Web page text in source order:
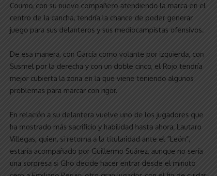
Coumo, con su nuevo compañero atendiendo la marca en el
centro de la cancha, tendría la chance de poder generar
juego para sus delanteros y sus mediocampistas ofensivos.
De esa manera, con García como volante por izquierda, con
Susmel por la derecha y con un doble cinco, el Rojo tendría
mejor cubierta la zona en la que viene teniendo algunos
problemas para marcar con rigor.
En relación a su delantera vuelve uno de los jugadores que
ha mostrado más sacrificio y habilidad hasta ahora, Lautaro
Villegas, quien, si retorna a la titularidad ante el “León”,
estaría acompañado por Guillermo Suárez, aunque no sería
una sorpresa si Gho decide hacer entrar desde el minuto